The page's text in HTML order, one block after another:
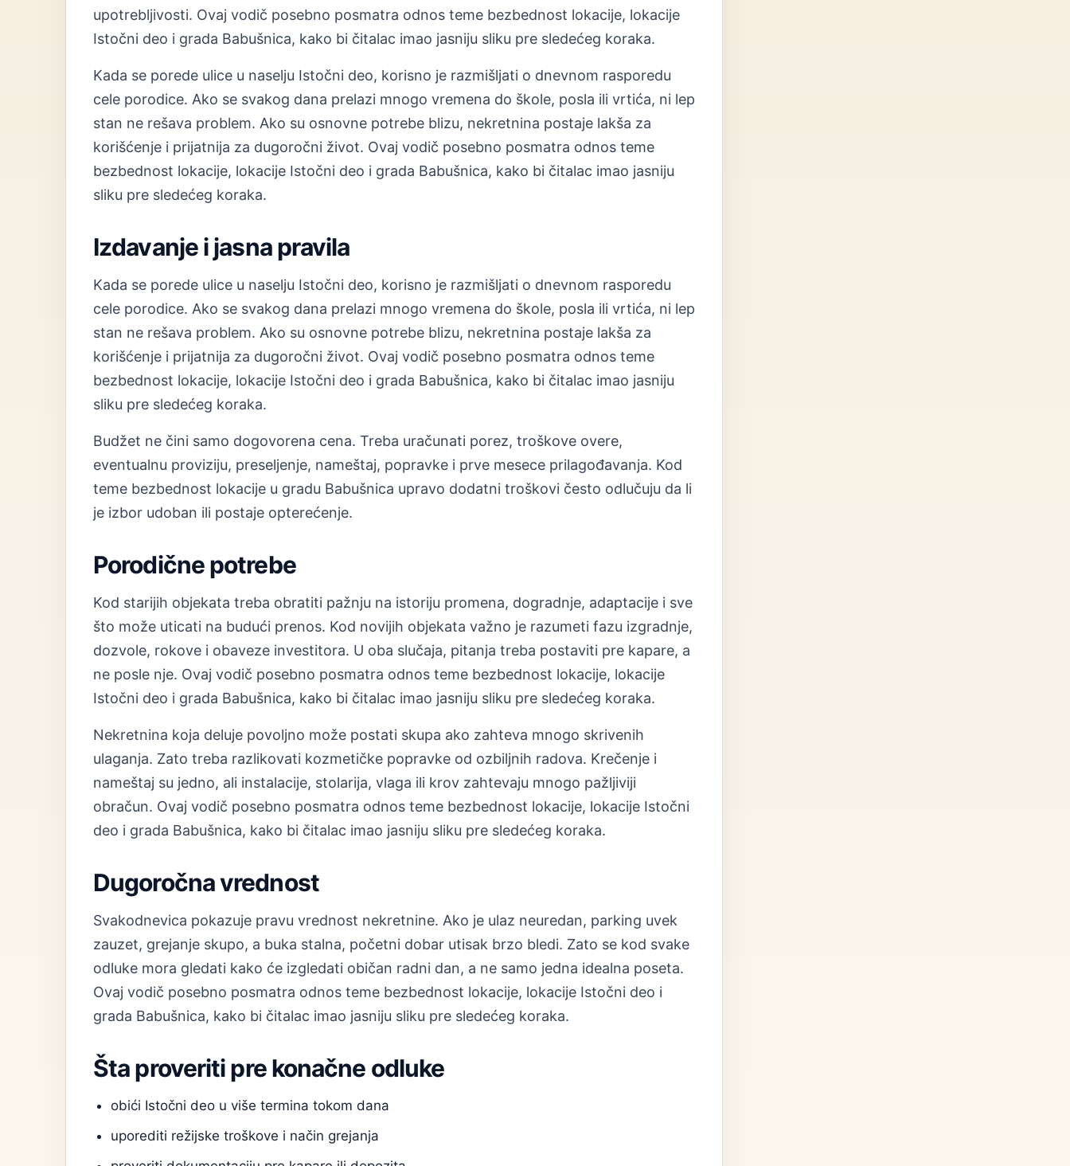
upotrebljivosti. Ovaj vodič posebno posmatra odnos teme bezbednost lokacije, lokacije
Istočni deo i grada Babušnica, kako bi čitalac imao jasniju sliku pre sledećeg koraka.
Kada se porede ulice u naselju Istočni deo, korisno je razmišljati o dnevnom rasporedu
cele porodice. Ako se svakog dana prelazi mnogo vremena do škole, posla ili vrtića, ni lep
stan ne rešava problem. Ako su osnovne potrebe blizu, nekretnina postaje lakša za
korišćenje i prijatnija za dugoročni život. Ovaj vodič posebno posmatra odnos teme
bezbednost lokacije, lokacije Istočni deo i grada Babušnica, kako bi čitalac imao jasniju
sliku pre sledećeg koraka.
Izdavanje i jasna pravila
Kada se porede ulice u naselju Istočni deo, korisno je razmišljati o dnevnom rasporedu
cele porodice. Ako se svakog dana prelazi mnogo vremena do škole, posla ili vrtića, ni lep
stan ne rešava problem. Ako su osnovne potrebe blizu, nekretnina postaje lakša za
korišćenje i prijatnija za dugoročni život. Ovaj vodič posebno posmatra odnos teme
bezbednost lokacije, lokacije Istočni deo i grada Babušnica, kako bi čitalac imao jasniju
sliku pre sledećeg koraka.
Budžet ne čini samo dogovorena cena. Treba uračunati porez, troškove overe,
eventualnu proviziju, preseljenje, nameštaj, popravke i prve mesece prilagođavanja. Kod
teme bezbednost lokacije u gradu Babušnica upravo dodatni troškovi često odlučuju da li
je izbor udoban ili postaje opterećenje.
Porodične potrebe
Kod starijih objekata treba obratiti pažnju na istoriju promena, dogradnje, adaptacije i sve
što može uticati na budući prenos. Kod novijih objekata važno je razumeti fazu izgradnje,
dozvole, rokove i obaveze investitora. U oba slučaja, pitanja treba postaviti pre kapare, a
ne posle nje. Ovaj vodič posebno posmatra odnos teme bezbednost lokacije, lokacije
Istočni deo i grada Babušnica, kako bi čitalac imao jasniju sliku pre sledećeg koraka.
Nekretnina koja deluje povoljno može postati skupa ako zahteva mnogo skrivenih
ulaganja. Zato treba razlikovati kozmetičke popravke od ozbiljnih radova. Krečenje i
nameštaj su jedno, ali instalacije, stolarija, vlaga ili krov zahtevaju mnogo pažljiviji
obračun. Ovaj vodič posebno posmatra odnos teme bezbednost lokacije, lokacije Istočni
deo i grada Babušnica, kako bi čitalac imao jasniju sliku pre sledećeg koraka.
Dugoročna vrednost
Svakodnevica pokazuje pravu vrednost nekretnine. Ako je ulaz neuredan, parking uvek
zauzet, grejanje skupo, a buka stalna, početni dobar utisak brzo bledi. Zato se kod svake
odluke mora gledati kako će izgledati običan radni dan, a ne samo jedna idealna poseta.
Ovaj vodič posebno posmatra odnos teme bezbednost lokacije, lokacije Istočni deo i
grada Babušnica, kako bi čitalac imao jasniju sliku pre sledećeg koraka.
Šta proveriti pre konačne odluke
obići Istočni deo u više termina tokom dana
uporediti režijske troškove i način grejanja